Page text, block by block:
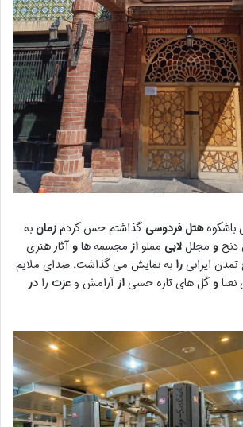
باشکوههتل فردوسیگذاشتمحس کردمزمانبه
دنجو مجلللابی مملواز مجسمه هاوآثار هنری
تمدن ایرانیرا به نمایش می گذاشت. صدای ملایم
وگل های تازهحسیاز آرامش وعزت را در